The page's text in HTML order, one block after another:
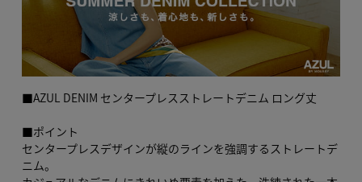
■AZUL DENIM センタープレスストレートデニム ロング丈
■ポイント
センタープレスデザインが縦のラインを強調するストレートデ
ニム。